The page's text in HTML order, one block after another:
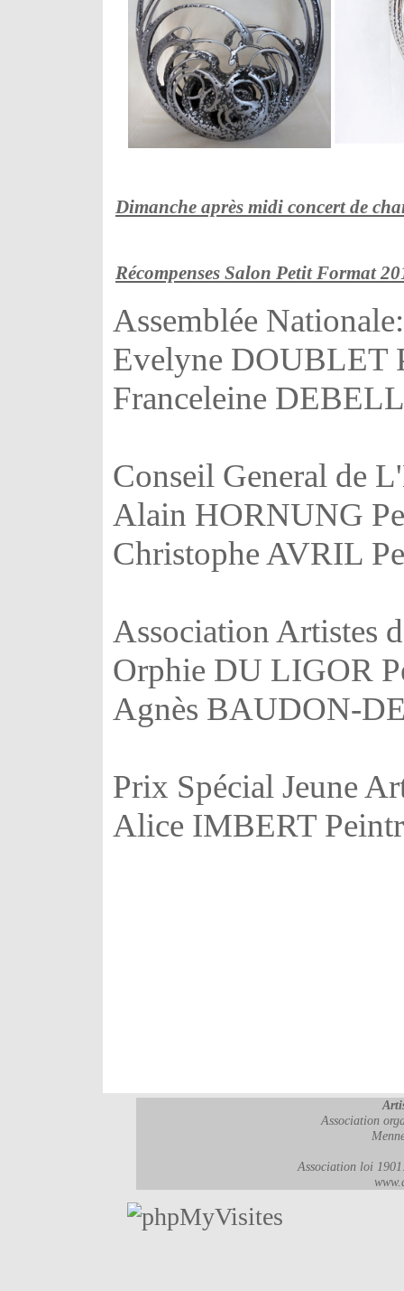
Dimanche après midi concert de
Récompenses Salon Petit Format
Assemblée Nationale:
Evelyne DOUBLET
Franceleine
Conseil General de
Alain HORNUNG
Christophe AVRIL
Association Artistes
Orphie DU LIGOR
Agnès BAUDON-
Prix Spécial Jeune
Alice IMBERT
Association
Association loi